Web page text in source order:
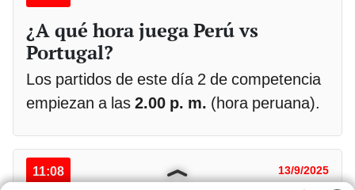
¿A qué hora juega Perú vs
Portugal?
Los partidos de este día 2 de competencia
empiezan a las 2.00 p. m. (hora peruana).
11:08 13/9/2025